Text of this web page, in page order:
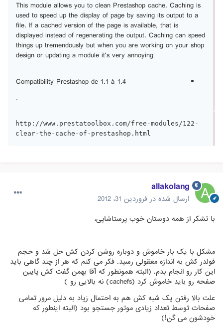
This module allows you to clean Prestashop cache. Caching is
used to speed up the display of page by saving its output to a
file. If a cached version of the page is available, that is
displayed instead of regenerating the output. Caching can speed
things up tremendously but when you are working on your shop
design or updating a module it's very annoying
Compatibility Prestashop de 1.1 à 1.4
http://www.prestatoolbox.com/free-modules/122-
clear-the-cache-of-prestashop.html
allakolang
ارسال شده در فروردین 31، 2012
با تشکر از همه دوستان خوب پرستاشاپی،
مشکل با یک بار خاموش و دوباره روشن کردن کش حل شد و حجم
فولدر کش به اندازه معقولی رسید. فکر می کنم که هر از چند گاهی باید
این کار رو انجام بدم. (البته همونطور که آقا بهمن گفت کش پایین
صفحه رو باید خاموش کرد (cachefs) نه بالایی رو )
علت بالا رفتن یک شبه کش هم به احتمال زیاد به دلیل مرور تمامی
صفحات توسط تعداد زیادی موتور جستجو بود (البته اینطور که
خودشون می گن!)